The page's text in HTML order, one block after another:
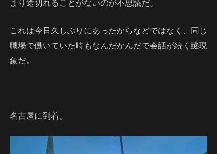
まり途切れることがないのが不思議だ。
これは今日久しぶりにあったからなどではなく、同じ
職場で働いていた時もなんだかんだで会話が続く謎現
象だ。
名古屋に到着。